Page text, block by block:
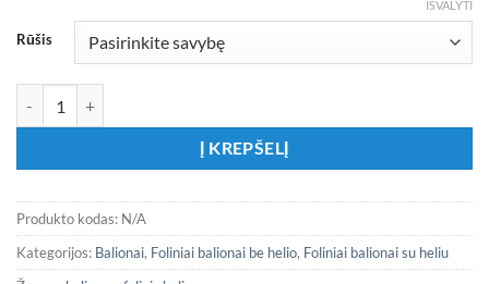
Rūšis
IŠVALYTI
Į KREPŠELĮ
Produkto kodas: N/A
Kategorijos: Balionai, Foliniai balionai be helio, Foliniai balionai su heliu